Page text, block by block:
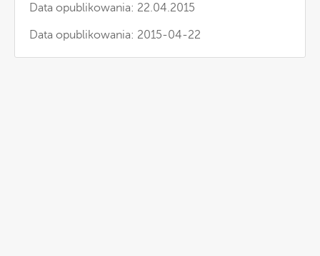
Data opublikowania: 22.04.2015
Data opublikowania: 2015-04-22